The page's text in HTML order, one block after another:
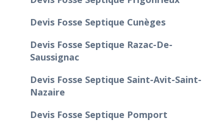
Devis Fosse Septique Cunèges
Devis Fosse Septique Razac-De-
Saussignac
Devis Fosse Septique Saint-Avit-Saint-
Nazaire
Devis Fosse Septique Pomport